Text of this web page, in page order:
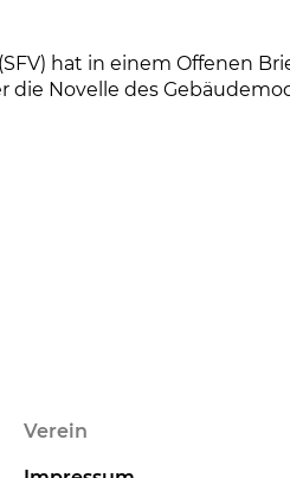
hat in einem Offenen
Novelle des
Verein